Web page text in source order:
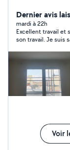
Dernier avis
mardi à 22h
Excellent travail et
son travail. Je suis
Voir